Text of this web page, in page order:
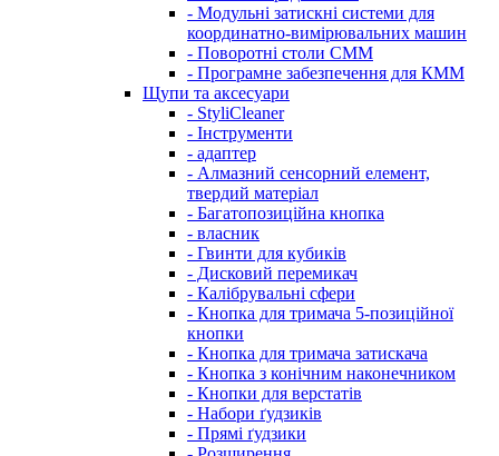
- Модульні затискні системи для
координатно-вимірювальних машин
- Поворотні столи CMM
- Програмне забезпечення для КММ
Щупи та аксесуари
- StyliCleaner
- Інструменти
- адаптер
- Алмазний сенсорний елемент,
твердий матеріал
- Багатопозиційна кнопка
- власник
- Гвинти для кубиків
- Дисковий перемикач
- Калібрувальні сфери
- Кнопка для тримача 5-позиційної
кнопки
- Кнопка для тримача затискача
- Кнопка з конічним наконечником
- Кнопки для верстатів
- Набори ґудзиків
- Прямі ґудзики